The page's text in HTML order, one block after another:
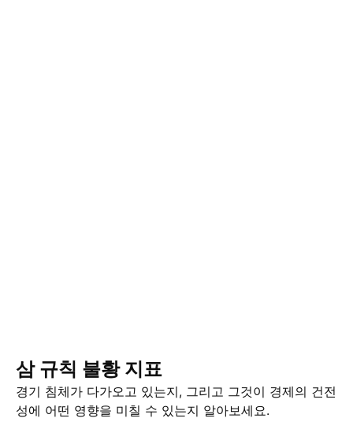
삼 규칙 불황 지표
경기 침체가 다가오고 있는지, 그리고 그것이 경제의 건전
성에 어떤 영향을 미칠 수 있는지 알아보세요.